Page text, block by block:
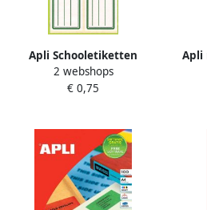
Apli Schooletiketten
2 webshops
€ 0,75
Apli